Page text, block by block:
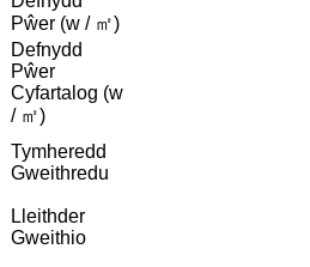
Pŵer (w / ㎡)
Defnydd
Pŵer
Cyfartalog (w
/ ㎡)
Tymheredd
Gweithredu
Lleithder
Gweithio